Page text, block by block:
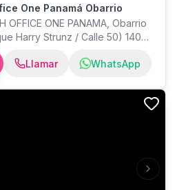
Alquiler Oficina Ph Office One Panamá Obarrio
OFFICE ONE PANAMA, Obarrio
Harry Strunz / Calle 50) 140
Aire acondicionado 2
1 plaza de estacionamiento
para visitas Edificio con
de acceso 3 ascensores
Llamar WhatsApp
Next